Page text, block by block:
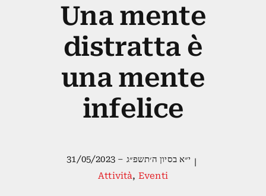
Una mente
distratta è
una mente
infelice
י״א בסיון ה׳תשפ״ג – 31/05/2023 |
Attività, Eventi